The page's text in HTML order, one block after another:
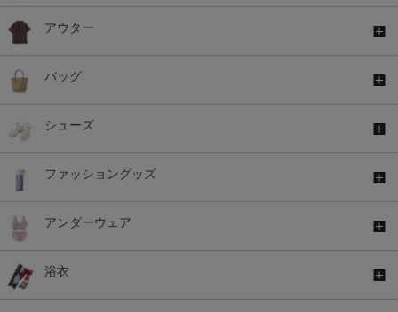
アウター
バッグ
シューズ
ファッショングッズ
アンダーウェア
浴衣